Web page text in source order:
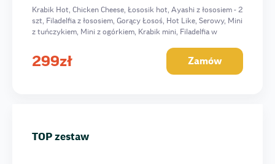
Krabik Hot, Chicken Cheese, Łososik hot, Ayashi z łososiem - 2
szt, Filadelfia z łososiem, Gorący Łosoś, Hot Like, Serowy, Mini
z tuńczykiem, Mini z ogórkiem, Krabik mini, Filadelfia w
299zł Zamów
TOP zestaw